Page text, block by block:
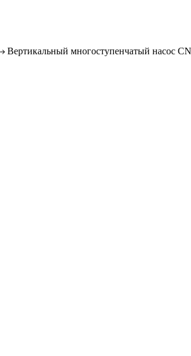
Вертикальный многоступенчатый насос